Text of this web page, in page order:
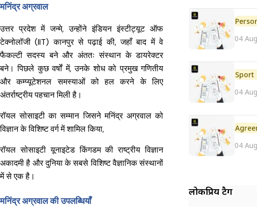
मनिंद्र अग्रवाल
उत्तर प्रदेश में जन्मे, उन्होंने इंडियन इंस्टीट्यूट ऑफ
टेक्नोलॉजी (IIT) कानपुर से पढ़ाई की, जहाँ बाद में वे
फैकल्टी सदस्य बने और अंततः संस्थान के डायरेक्टर
बने। पिछले कुछ वर्षों में, उनके शोध को प्रमुख गणितीय
और कम्प्यूटेशनल समस्याओं को हल करने के लिए
अंतर्राष्ट्रीय पहचान मिली है।
रॉयल सोसाइटी का सम्मान जिसने मनिंद्र अग्रवाल को
विज्ञान के विशिष्ट वर्ग में शामिल किया,
रॉयल सोसाइटी यूनाइटेड किंगडम की राष्ट्रीय विज्ञान
अकादमी है और दुनिया के सबसे विशिष्ट वैज्ञानिक संस्थानों
में से एक है।
मनिंद्र अग्रवाल की उपलब्धियाँ
04
Sport
04
04
लोकप्रिय टैग